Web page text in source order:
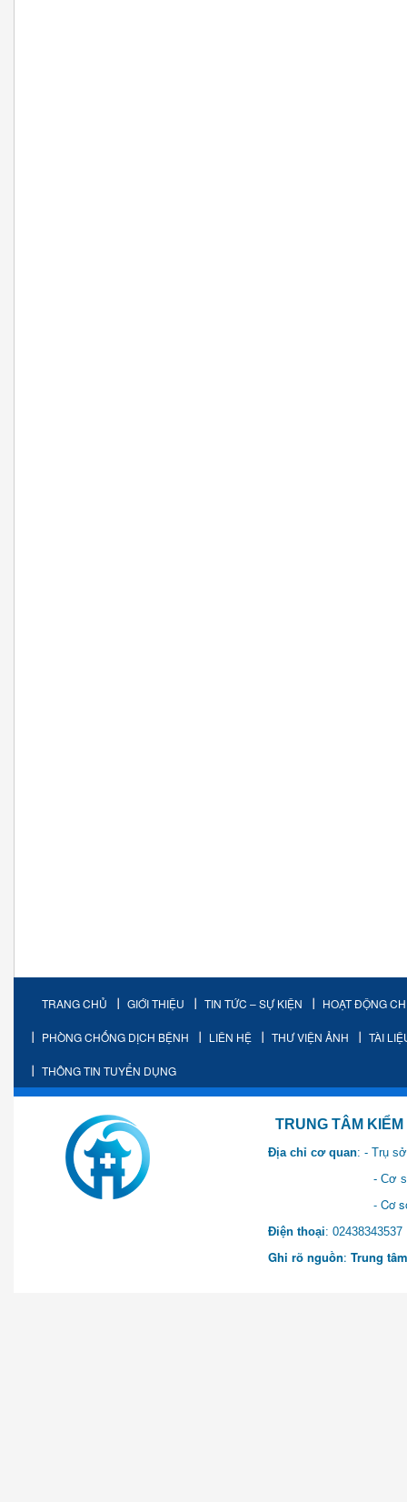
TRANG CHỦ GIỚI THIỆU TIN TỨC – SỰ KIỆN HOẠT ĐỘNG
PHÒNG CHỐNG DỊCH BỆNH LIÊN HỆ THƯ VIỆN ẢNH TÀI
THÔNG TIN TUYỂN DỤNG
TRUNG TÂM KIỂM SOÁT
Địa chỉ cơ quan: - Trụ
- Cơ sở 2: Khu Hành
- Cơ sở 3: Số 1 Ngõ 2
Điện thoại:
Ghi rõ nguồn: Trung